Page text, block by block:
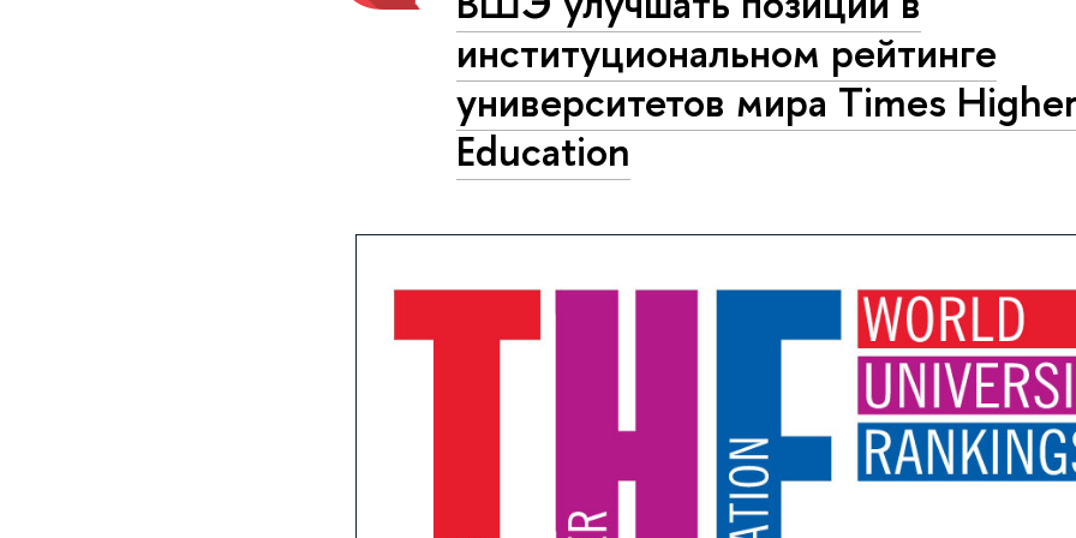
институциональном рейтинге
университетов мира Тimes
Еducation